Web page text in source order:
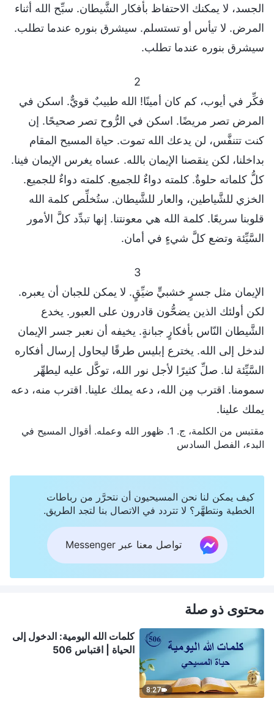
الجسد، لا يمكنك الاحتفاظ بأفكار الشَّيطان. سبِّح الله أثناء
المرض. لا تيأس أو تستسلم. سيشرق بنوره عندما تطلب.
سيشرق بنوره عندما تطلب.
2
فكِّر في أيوب، كم كان أمينًا! الله طبيبٌ قويٌّ. اسكن في
المرض تصر مريضًا. اسكن في الرُّوح تصر صحيحًا. إن
كنت تتنفَّس، لن يدعك الله تموت. حياة المسيح المقام
بداخلنا، لكن ينقصنا الإيمان بالله. عساه يغرس الإيمان فينا.
كلُّ كلماته حلوةٌ. كلمته دواءٌ للجميع. كلمته دواءٌ للجميع.
الخزي للشَّياطين، والعار للشَّيطان. ستُخلِّص كلمة الله
قلوبنا سريعًا. كلمة الله هي معونتنا. إنها تبدِّد كلَّ الأمور
السَّيِّئة وتضع كلَّ شيءٍ في أمان.
3
الإيمان مثل جسرٍ خشبيٍّ ضيِّقٍ. لا يمكن للجبان أن يعبره.
لكن أولئك الذين يضحُّون قادرون على العبور. يخدع
الشَّيطان النّاس بأفكارٍ جبانةٍ. يخيفه أن نعبر جسر الإيمان
لندخل إلى الله. يخترع إبليس طرقًا ليحاول إرسال أفكاره
السَّيِّئة لنا. صلِّ كثيرًا لأجل نور الله، توكَّل عليه ليطهِّر
سمومنا. اقترب مِن الله، دعه يملك علينا. اقترب منه، دعه
يملك علينا.
مقتبس من الكلمة، ج. 1. ظهور الله وعمله. أقوال المسيح في
البدء، الفصل السادس
كيف يمكن لنا نحن المسيحيون أن نتحرَّر من رباطات
الخطية ونتطهَّر؟ لا تتردد في الاتصال بنا لتجد الطريق.
تواصل معنا عبر Messenger
محتوى ذو صلة
8:27
كلمات الله اليومية: الدخول إلى
الحياة | اقتباس 506